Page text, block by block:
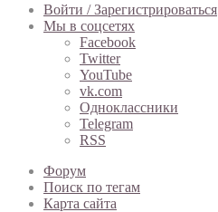
статья
Войти / Зарегистрироваться
Мы в соцсетях
Facebook
Twitter
YouTube
vk.com
Одноклассники
Telegram
RSS
Форум
Поиск по тегам
Карта сайта